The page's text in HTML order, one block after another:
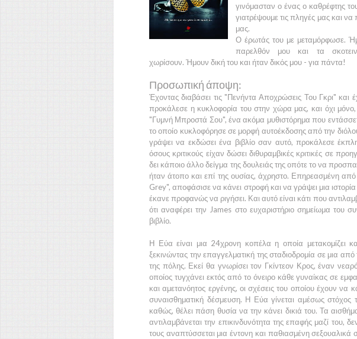
γινόμασταν ο ένας ο καθρέφτης
γιατρέψουμε τις πληγές μας και
μας.
Ο έρωτάς του με μεταμόρφωσε.
παρελθόν μου και τα
χωρίσουν. Ήμουν δική του και ήταν δικός μου - για πάντα!
Προσωπική άποψη:
Έχοντας διαβάσει τις "Πενήντα Αποχρώσεις Του Γκρι" και
προκάλεσε η κυκλοφορία του στην χώρα μας, και όχι
"Γυμνή Μπροστά Σου", ένα ακόμα μυθιστόρημα που
το οποίο κυκλοφόρησε σε μορφή αυτοέκδοσης από την
γράψει να εκδώσει ένα βιβλίο σαν αυτό, προκάλεσε
όσους κριτικούς είχαν δώσει διθυραμβικές κριτικές σε
δει κάποιο άλλο δείγμα της δουλειάς της οπότε το να
ήταν άτοπο και επί της ουσίας, άχρηστο. Επηρεασμένη από
Grey", αποφάσισε να κάνει στροφή και να γράψει μια
έκανε προφανώς να ριγήσει. Και αυτό είναι κάτι που
ότι αναφέρει την James στο ευχαριστήριο σημείωμα του
βιβλίο.
Η Εύαείναι μια 24χρονη κοπέλα η οποία μετακομίζει
ξεκινώντας την επαγγελματική της σταδιοδρομία σε μια από
της πόλης. Εκεί θα γνωρίσει τον Γκίντεον Κρος, έναν
οποίος τυγχάνει εκτός από το όνειρο κάθε γυναίκας σε
και αμετανόητος εργένης, οι σχέσεις του οποίου έχουν να
συναισθηματική δέσμευση. Η Εύα γίνεται αμέσως στόχος
καθώς, θέλει πάση θυσία να την κάνει δικιά του. Τα
αντιλαμβάνεται την επικινδυνότητα της επαφής μαζί του,
τους αναπτύσσεται μια έντονη και παθιασμένη